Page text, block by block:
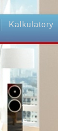
Kalkulatory